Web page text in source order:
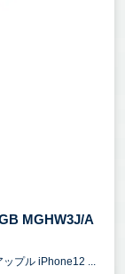
MGHW3J/A
ップル iPhone12 ...